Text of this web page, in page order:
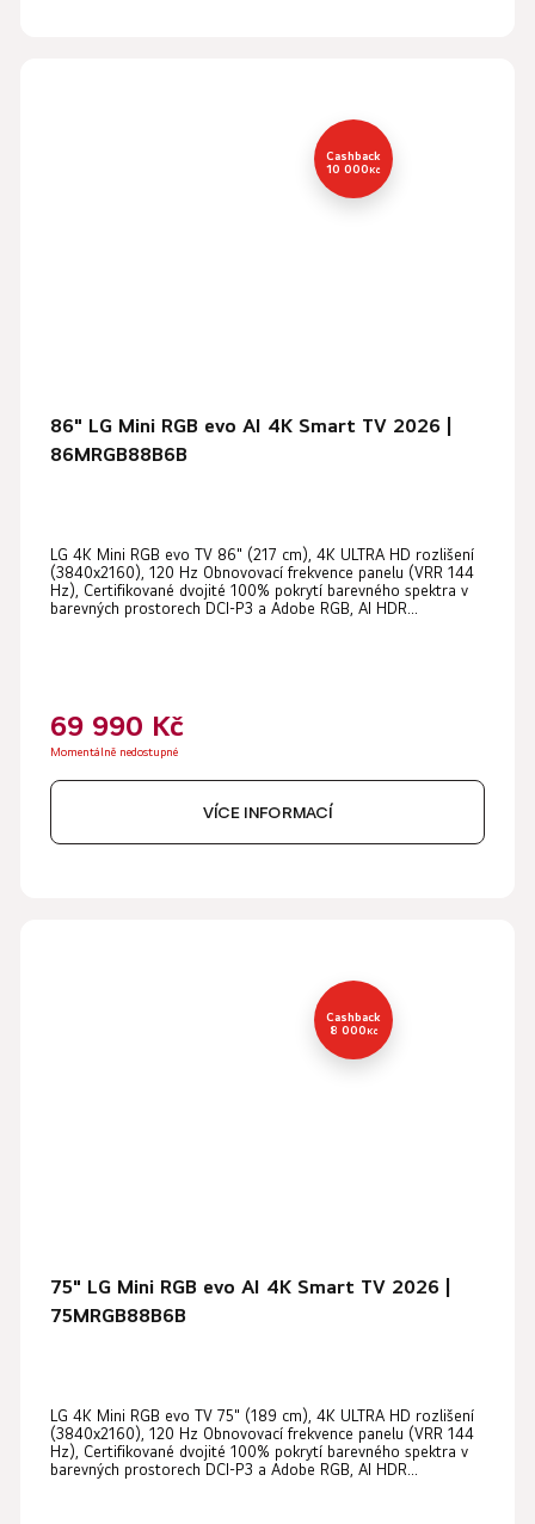
86" LG Mini RGB evo AI 4K Smart TV 2026 |
86MRGB88B6B
LG 4K Mini RGB evo TV 86" (217 cm), 4K ULTRA HD rozlišení
(3840x2160), 120 Hz Obnovovací frekvence panelu (VRR 144
Hz), Certifikované dvojité 100% pokrytí barevného spektra v
barevných prostorech DCI-P3 a Adobe RGB, AI HDR...
69 990 Kč
Momentálně nedostupné
VÍCE INFORMACÍ
Cashback
10 000Kč
75" LG Mini RGB evo AI 4K Smart TV 2026 |
75MRGB88B6B
LG 4K Mini RGB evo TV 75" (189 cm), 4K ULTRA HD rozlišení
(3840x2160), 120 Hz Obnovovací frekvence panelu (VRR 144
Hz), Certifikované dvojité 100% pokrytí barevného spektra v
barevných prostorech DCI-P3 a Adobe RGB, AI HDR...
Cashback
8 000Kč